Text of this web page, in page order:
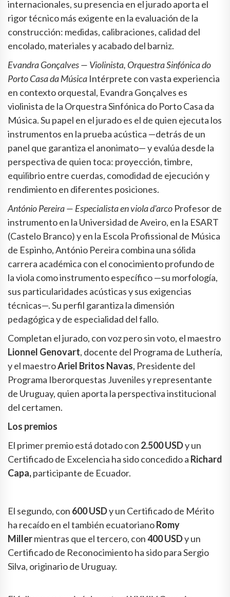
internacionales, su presencia en el jurado aporta el
rigor técnico más exigente en la evaluación de la
construcción: medidas, calibraciones, calidad del
encolado, materiales y acabado del barniz.
Evandra Gonçalves — Violinista, Orquestra Sinfónica do
Porto Casa da Música Intérprete con vasta experiencia
en contexto orquestal, Evandra Gonçalves es
violinista de la Orquestra Sinfónica do Porto Casa da
Música. Su papel en el jurado es el de quien ejecuta los
instrumentos en la prueba acústica —detrás de un
panel que garantiza el anonimato— y evalúa desde la
perspectiva de quien toca: proyección, timbre,
equilibrio entre cuerdas, comodidad de ejecución y
rendimiento en diferentes posiciones.
António Pereira — Especialista en viola d'arco Profesor de
instrumento en la Universidad de Aveiro, en la ESART
(Castelo Branco) y en la Escola Profissional de Música
de Espinho, António Pereira combina una sólida
carrera académica con el conocimiento profundo de
la viola como instrumento específico —su morfología,
sus particularidades acústicas y sus exigencias
técnicas—. Su perfil garantiza la dimensión
pedagógica y de especialidad del fallo.
Completan el jurado, con voz pero sin voto, el maestro
Lionnel Genovart, docente del Programa de Luthería,
y el maestroAriel Britos Navas, Presidente del
Programa Iberorquestas Juveniles y representante
de Uruguay, quien aporta la perspectiva institucional
del certamen.
Los premios
El primer premio está dotado con 2.500 USDy un
Certificado de Excelencia ha sido concedido a Richard
Capa,participante de Ecuador.
El segundo, con 600 USDy un Certificado de Mérito
ha recaído en el también ecuatorianoRomy
Millermientras que el tercero, con400 USDy un
Certificado de Reconocimiento ha sido para Sergio
Silva, originario de Uruguay.